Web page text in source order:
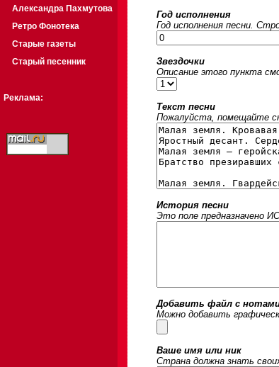
Александра Пахмутова
Ретро Фонотека
Старые газеты
Старый песенник
Реклама:
Год исполнения
Год исполнения песни.
Звездочки
Описание этого пункта
Текст песни
Пожалуйста, помещайте
История песни
Это поле предназначено
Добавить файл с
Можно добавить
Ваше имя или ник
Страна должна знать